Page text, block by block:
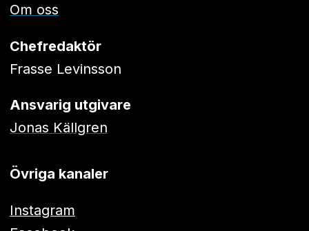
Om oss
Chefredaktör
Frasse Levinsson
Ansvarig utgivare
Jonas Källgren
Övriga kanaler
Instagram